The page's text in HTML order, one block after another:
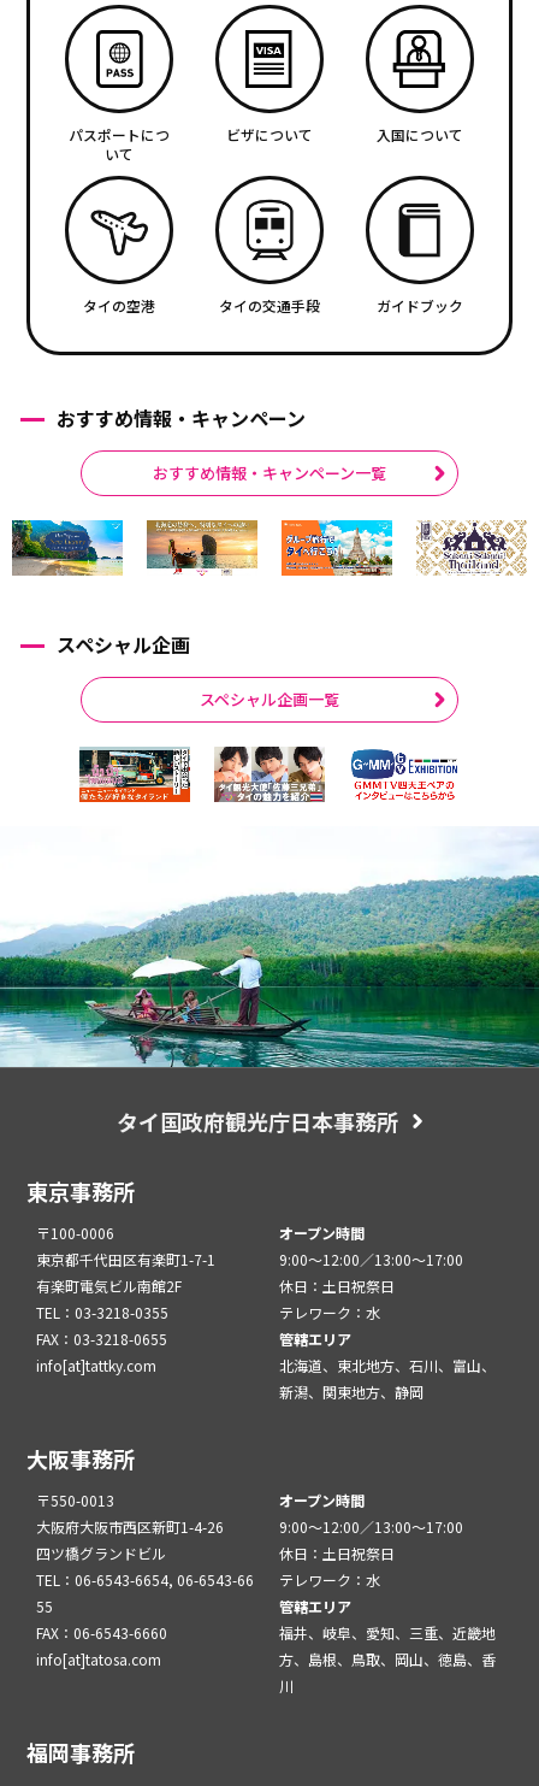
パスポートにつ
いて
ビザについて 入国について
タイの空港 タイの交通手段 ガイドブック
おすすめ情報・キャンペーン
おすすめ情報・キャンペーン一覧
スペシャル企画
スペシャル企画一覧
タイ国政府観光庁日本事務所
東京事務所
〒100-0006
東京都千代田区有楽町1-7-1
有楽町電気ビル南館2F
TEL：03-3218-0355
FAX：03-3218-0655
info[at]tattky.com
オープン時間
9:00～12:00／13:00～17:00
休日：土日祝祭日
テレワーク：水
管轄エリア
北海道、東北地方、石川、富山、
新潟、関東地方、静岡
大阪事務所
〒550-0013
大阪府大阪市西区新町1-4-26
四ツ橋グランドビル
TEL：06-6543-6654, 06-6543-66
55
FAX：06-6543-6660
info[at]tatosa.com
オープン時間
9:00～12:00／13:00～17:00
休日：土日祝祭日
テレワーク：水
管轄エリア
福井、岐阜、愛知、三重、近畿地
方、島根、鳥取、岡山、徳島、香
川
福岡事務所